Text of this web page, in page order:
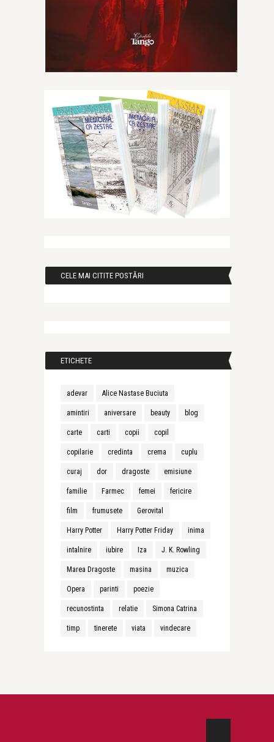
CELE MAI CITITE POSTĂRI
ETICHETE
adevar Alice Nastase Buciuta
amintiri aniversare beauty blog
carte carti copii copil
copilarie credinta crema cuplu
curaj dor dragoste emisiune
familie Farmec femei fericire
film frumusete Gerovital
Harry Potter Harry Potter Friday inima
intalnire iubire Iza J. K. Rowling
Marea Dragoste masina muzica
Opera parinti poezie
recunostinta relatie Simona Catrina
timp tinerete viata vindecare